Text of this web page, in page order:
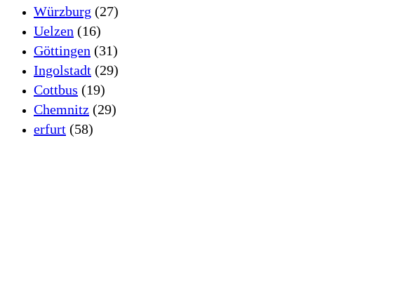
Würzburg (27)
Uelzen (16)
Göttingen (31)
Ingolstadt (29)
Cottbus (19)
Chemnitz (29)
erfurt (58)